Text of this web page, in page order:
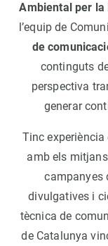
Ambiental per la
l’equip de
de
continguts
perspectiva
generar
Tinc
amb els
campanyes
divulgatives i
tècnica de
de Catalunya